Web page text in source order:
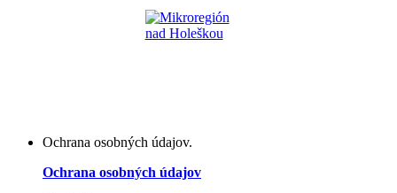
Ochrana osobných údajov.
Ochrana osobných údajov